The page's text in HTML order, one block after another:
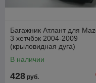
Багажник Атлант для
3 хетчбэк 2004-2009
(крыловидная дуга)
В наличии
428 руб.